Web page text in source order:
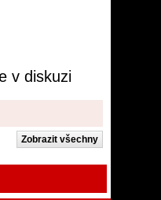
v diskuzi